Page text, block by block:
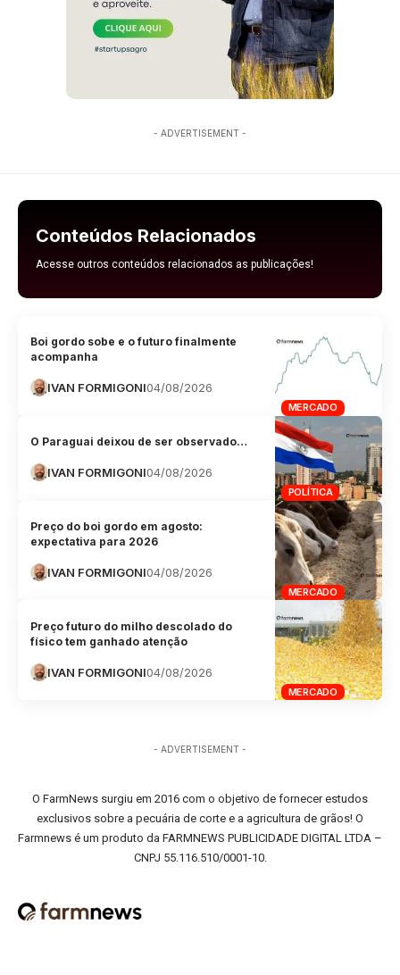
- ADVERTISEMENT -
Conteúdos Relacionados
Acesse outros conteúdos relacionados as publicações!
MERCADO
Boi gordo sobe e o futuro finalmente
acompanha
IVAN FORMIGONI04/08/2026
POLÍTICA
O Paraguai deixou de ser observado…
IVAN FORMIGONI04/08/2026
MERCADO
Preço do boi gordo em agosto:
expectativa para 2026
IVAN FORMIGONI04/08/2026
MERCADO
Preço futuro do milho descolado do
físico tem ganhado atenção
IVAN FORMIGONI04/08/2026
- ADVERTISEMENT -
O FarmNews surgiu em 2016 com o objetivo de fornecer estudos
exclusivos sobre a pecuária de corte e a agricultura de grãos! O
Farmnews é um produto da FARMNEWS PUBLICIDADE DIGITAL LTDA –
CNPJ 55.116.510/0001-10.